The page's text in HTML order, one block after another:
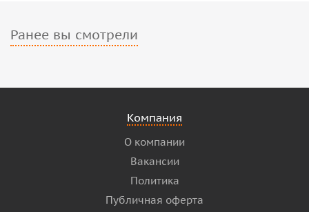
Ранее вы смотрели
Компания
О компании
Вакансии
Политика
Публичная оферта